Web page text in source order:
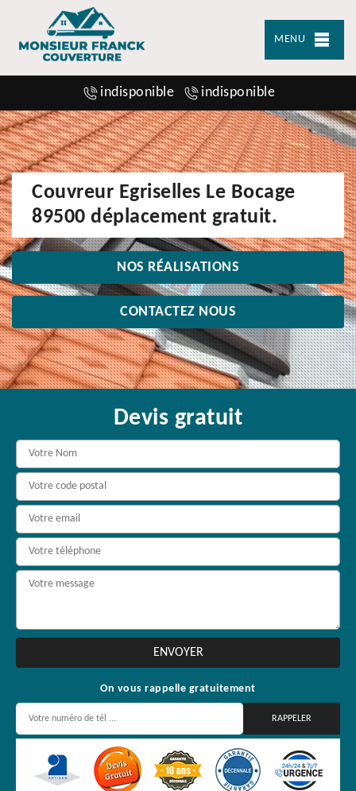
MENU
indisponible indisponible
Couvreur Egriselles Le Bocage
89500 déplacement gratuit.
NOS RÉALISATIONS
CONTACTEZ NOUS
Devis gratuit
On vous rappelle gratuitement